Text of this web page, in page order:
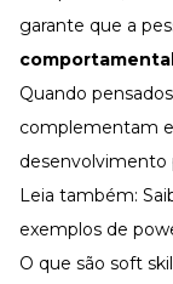
garante que a
Quando
complementam
desenvolvimento
Leia também:
exemplos de
O que são soft